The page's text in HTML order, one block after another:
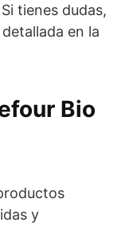
tienes dudas,
en la
Bio
y